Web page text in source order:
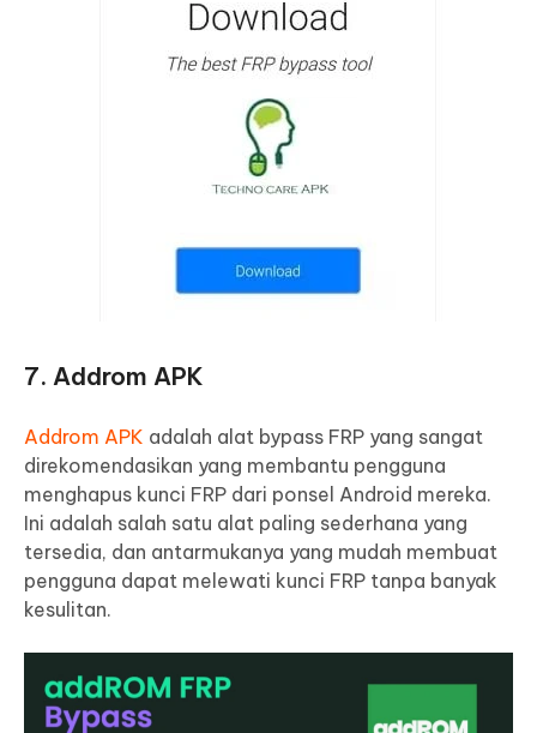
7. Addrom APK
Addrom APK adalah alat bypass FRP yang sangat
direkomendasikan yang membantu pengguna
menghapus kunci FRP dari ponsel Android mereka.
Ini adalah salah satu alat paling sederhana yang
tersedia, dan antarmukanya yang mudah membuat
pengguna dapat melewati kunci FRP tanpa banyak
kesulitan.